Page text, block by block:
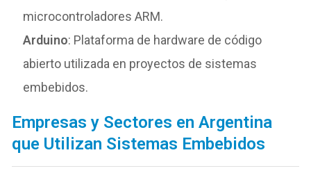
microcontroladores ARM.
Arduino: Plataforma de hardware de código
abierto utilizada en proyectos de sistemas
embebidos.
Empresas y Sectores en Argentina
que Utilizan Sistemas Embebidos